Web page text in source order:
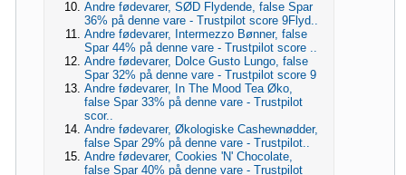
Andre fødevarer, SØD Flydende, false Spar
36% på denne vare - Trustpilot score 9Flyd..
Andre fødevarer, Intermezzo Bønner, false
Spar 44% på denne vare - Trustpilot score ..
Andre fødevarer, Dolce Gusto Lungo, false
Spar 32% på denne vare - Trustpilot score 9
Andre fødevarer, In The Mood Tea Øko,
false Spar 33% på denne vare - Trustpilot
scor..
Andre fødevarer, Økologiske Cashewnødder,
false Spar 29% på denne vare - Trustpilot..
Andre fødevarer, Cookies 'N' Chocolate,
false Spar 40% på denne vare - Trustpilot